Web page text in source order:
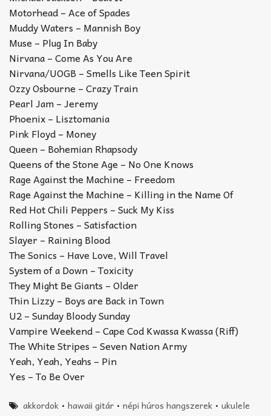
Motorhead – Ace of Spades
Muddy Waters – Mannish Boy
Muse – Plug In Baby
Nirvana – Come As You Are
Nirvana/UOGB – Smells Like Teen Spirit
Ozzy Osbourne – Crazy Train
Pearl Jam – Jeremy
Phoenix – Lisztomania
Pink Floyd – Money
Queen – Bohemian Rhapsody
Queens of the Stone Age – No One Knows
Rage Against the Machine – Freedom
Rage Against the Machine – Killing in the Name Of
Red Hot Chili Peppers – Suck My Kiss
Rolling Stones – Satisfaction
Slayer – Raining Blood
The Sonics – Have Love, Will Travel
System of a Down – Toxicity
They Might Be Giants – Older
Thin Lizzy – Boys are Back in Town
U2 – Sunday Bloody Sunday
Vampire Weekend – Cape Cod Kwassa Kwassa (Riff)
The White Stripes – Seven Nation Army
Yeah, Yeah, Yeahs – Pin
Yes – To Be Over
akkordok •hawaii gitár •népi húros hangszerek •ukulele